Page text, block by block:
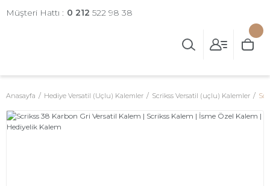
Müşteri Hattı : 0 212 522 98 38
Anasayfa Hediye Versatil (Uçlu) Kalemler Scrikss Versatil (uçlu) Kalemler